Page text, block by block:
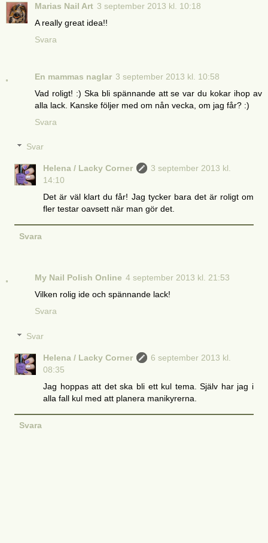
Marias Nail Art 3 september 2013 kl. 10:18
A really great idea!!
Svara
En mammas naglar 3 september 2013 kl. 10:58
Vad roligt! :) Ska bli spännande att se var du kokar ihop av
alla lack. Kanske följer med om nån vecka, om jag får? :)
Svara
Svar
Helena / Lacky Corner
3 september 2013 kl.
14:10
Det är väl klart du får! Jag tycker bara det är roligt om
fler testar oavsett när man gör det.
Svara
My Nail Polish Online 4 september 2013 kl. 21:53
Vilken rolig ide och spännande lack!
Svara
Svar
Helena / Lacky Corner
6 september 2013 kl.
08:35
Jag hoppas att det ska bli ett kul tema. Själv har jag i
alla fall kul med att planera manikyrerna.
Svara